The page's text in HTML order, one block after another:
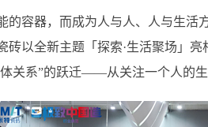
的容器，而成为人与人、人与生活
砖以全新主题「探索·生活聚场」
体关系”的跃迁——从关注一个人的